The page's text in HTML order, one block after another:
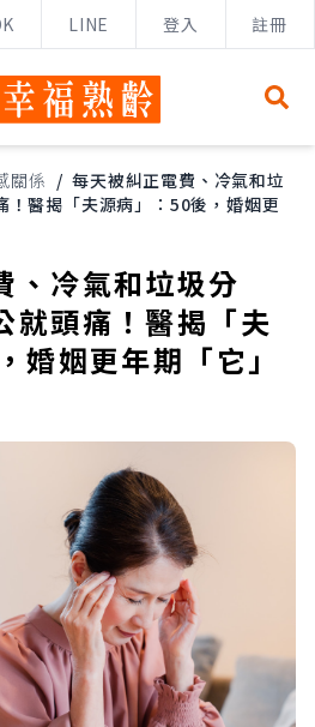
LINE 登入 註冊
關係 / 每天被糾正電費、冷氣和垃
醫揭「夫源病」：50後，婚姻更
、冷氣和垃圾分
頭痛！醫揭「夫
婚姻更年期「它」